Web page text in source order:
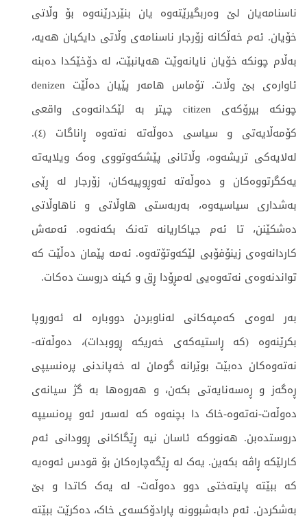
ناسنامەیان لێ وەربگیرێتەوە یان بنێردرێنەوە بۆ وڵاتی
خۆیان. ئەم خەڵکانە زۆرجار ناسنامەی وڵاتی دایکیان هەیە،
بەڵام چونکە خۆیان نایانەوێت هەیانبێت، لە دۆخێکدا دەبنە
ئاوارەی بێ وڵات. تۆماس هامەر پێیان دەڵێت denizen
چونکە بیرۆکەی citizen چیتر بە لێکدانەوەی واقعی
کۆمەڵایەتی و سیاسی دەوڵەتە نەتەوە ڕاناگات (٤).
لەلایەکی تریشەوە، وڵاتانی پێشکەوتووی وەک ویلایەتە
یەکگرتووەکان و دەوڵەتە ئەوڕوپیەکان، زۆرجار لە ڕێی
بەشداری سیاسیەوە، بەربەستی هاوڵاتی و ناهاوڵاتی
دەشکێنن، تا ئەم جیاکاریانە تەنک بکەنەوە. ئەمەش
کاردانەوەی زینۆفۆبی لێکەوتۆتەوە. ئەمە پێمان دەڵێت کە
تواندنەوەی نەتەوەیی لەمڕۆدا ڕق و کینە دروست دەکات.
بەر لەوەی کەمپەکانی لەناوبردن دووبارە لە ئەوروپا
بکرێنەوە (کە ڕاستیەکەی خەریکە ڕووبدات)، دەوڵەتە-
نەتەوەکان دەبێت بوێرانە گومان لە خەپاندنی پرەنسیپی
ڕەگەز و ڕەسەنایەتی بکەن، و هەروەها بە گژ سیانەی
دەوڵەت-نەتەوە-خاک دا بچنەوە کە لەسەر ئەو پرەنسیپە
دروستدەبن. هەنووکە ئاسان نیە ڕێگاکانی ڕوودانی ئەم
کارلێکە ڕاڤە بکەین. یەک لە ڕێگەچارەکان بۆ قودس ئەوەیە
کە ببێتە پایتەختی دوو دەوڵەت- لە یەک کاتدا و بێ
بەشکردن. ئەم دابەشبوونە پارادۆکسەی خاک، دەکرێت ببێتە